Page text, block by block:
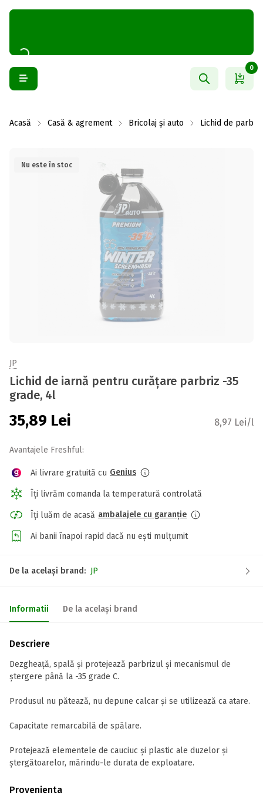
0
Acasă Casă & agrement Bricolaj și auto Lichid de
Nu este în stoc
JP
Lichid de iarnă pentru curățare parbriz -35
grade, 4l
35,89 Lei 8,97 Lei/l
Avantajele Freshful:
Ai livrare gratuită cu Genius
Îți livrăm comanda la temperatură controlată
Îți luăm de acasă ambalajele cu garanție
Ai banii înapoi rapid dacă nu ești mulțumit
De la același brand: JP
Informatii De la același brand
Descriere
Dezgheață, spală și protejează parbrizul și mecanismul de
ștergere până la -35 grade C.
Produsul nu pătează, nu depune calcar și se utilizează ca atare.
Capacitate remarcabilă de spălare.
Protejează elementele de cauciuc și plastic ale duzelor și
ștergătoarelor, mărindu-le durata de exploatare.
Provenienta